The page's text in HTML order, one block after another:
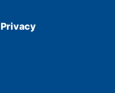
Privacy